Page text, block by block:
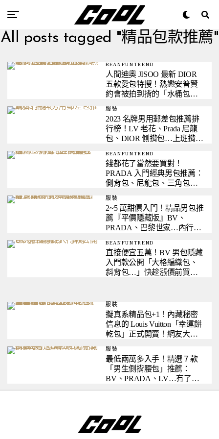
All posts tagged "精品包款推薦"
BEANFUNTREND
人間迪奧 JISOO 最新 DIOR
五款愛包特搜！熱戀安普賢
約會被拍到揹的「水桶包」
服裝
2023 名牌男用郵差包推薦排
行榜！LV 老花、Prada 尼龍
包、DIOR 側揹包…上班揹也
BEANFUNTREND
錢都花了當然要買對！
PRADA 入門經典男包推薦：
側背包、尼龍包、三角包…
服裝
2~5 萬甜價入門！精品男包推
薦『平價隱藏版』BV、
PRADA、巴黎世家…內行的
BEANFUNTREND
直接便宜五萬！BV 男包隱藏
入門款公開「大格編織包、
斜背包…」快趁漲價前買起
服裝
擬真系精品包+1！內藏秘密
信息的 Louis Vuitton「幸運餅
乾包」正式開賣！網友大
服裝
最低兩萬多入手！精選７款
「男生側揹腰包」推薦：
BV、PRADA、LV…有了這